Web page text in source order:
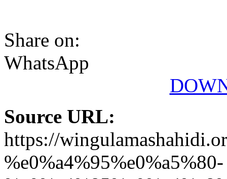
Share on:
WhatsApp
Source URL:
https://
%e0%a4%95%e0%a5%80-